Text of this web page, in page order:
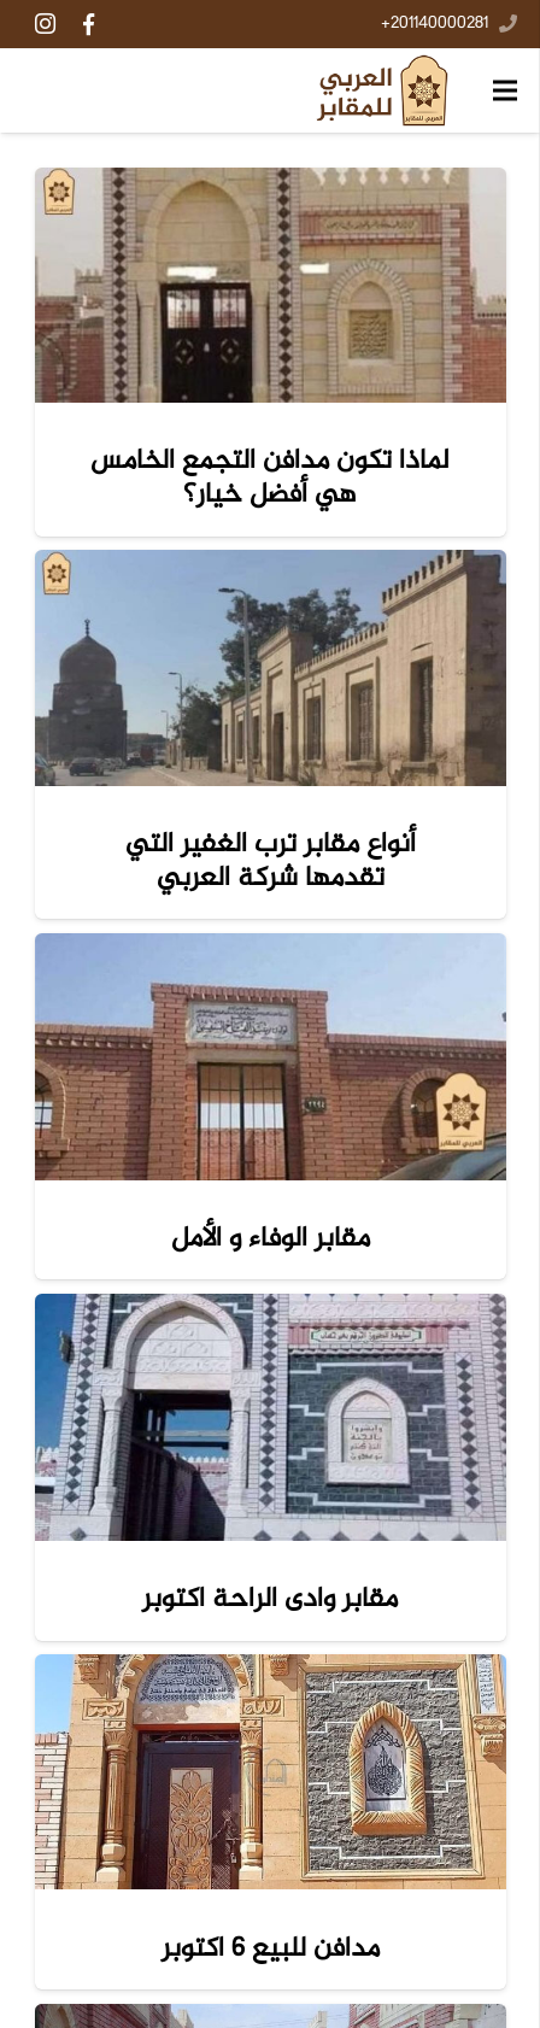
201140000281+
لماذا تكون مدافن التجمع الخامس
هي أفضل خيار؟
أنواع مقابر ترب الغفير التي
تقدمها شركة العربي
مقابر الوفاء و الأمل
مقابر وادى الراحة اكتوبر
مدافن للبيع 6 اكتوبر